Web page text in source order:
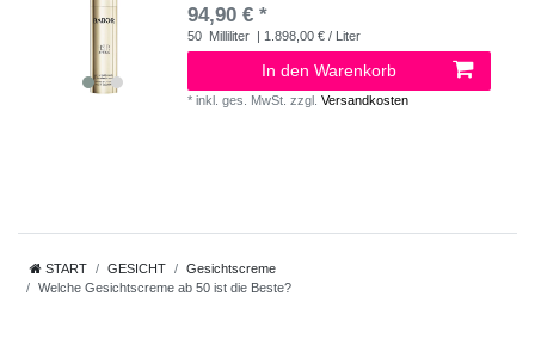
94,90 € *
50 Milliliter | 1.898,00 € / Liter
In den Warenkorb
*inkl. ges. MwSt. zzgl.Versandkosten
START GESICHT
Gesichtscreme
Welche Gesichtscreme ab 50 ist die Beste?